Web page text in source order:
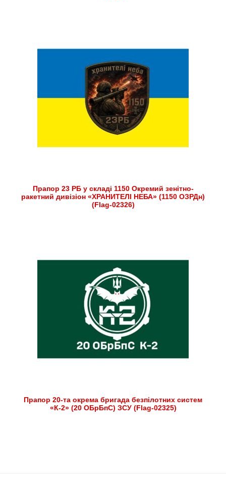
Прапор 23 РБ у складі 1150 Окремий зенітно-
ракетний дивізіон «ХРАНИТЕЛІ НЕБА» (1150 ОЗРДн)
(Flag-02326)
Прапор 20-та окрема бригада безпілотних систем
«К-2» (20 ОБрБпС) ЗСУ (Flag-02325)